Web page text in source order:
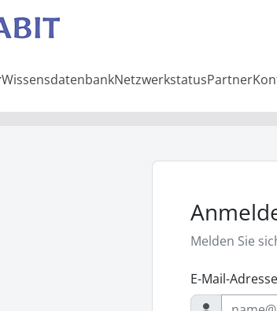
WissensdatenbankNetzwerkstatusPartner
Melden Sie
E-Mail-Adresse